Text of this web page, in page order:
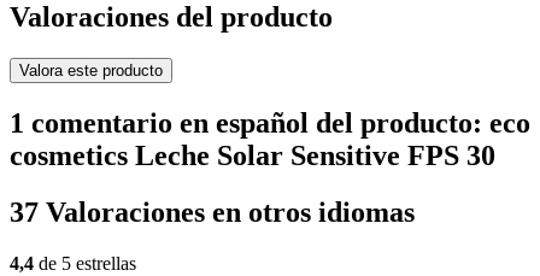
Valoraciones del producto
Valora este producto
1 comentario en español del producto: eco
cosmetics Leche Solar Sensitive FPS 30
37 Valoraciones en otros idiomas
4,4 de 5 estrellas